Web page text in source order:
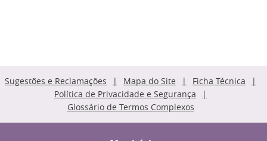
Sugestões e Reclamações Mapa do Site
Ficha Técnica
Política de Privacidade e Segurança
Glossário de Termos Complexos